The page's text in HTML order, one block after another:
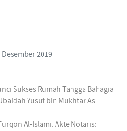
2019
Sukses Rumah Tangga Bahagia
Yusuf bin Mukhtar As-
Al-Islami. Akte Notaris: